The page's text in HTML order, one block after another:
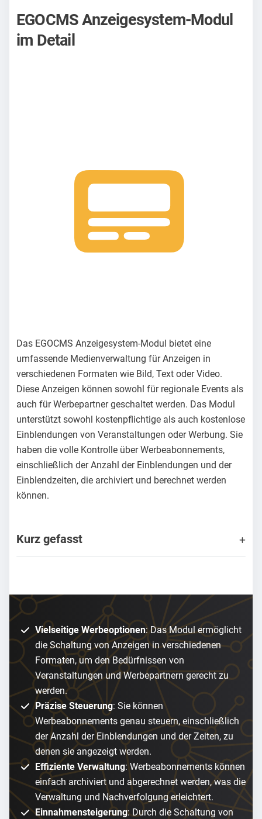
EGOCMS Anzeigesystem-Modul
im Detail
Das EGOCMS Anzeigesystem-Modul bietet eine
umfassende Medienverwaltung für Anzeigen in
verschiedenen Formaten wie Bild, Text oder Video.
Diese Anzeigen können sowohl für regionale Events als
auch für Werbepartner geschaltet werden. Das Modul
unterstützt sowohl kostenpflichtige als auch kostenlose
Einblendungen von Veranstaltungen oder Werbung. Sie
haben die volle Kontrolle über Werbeabonnements,
einschließlich der Anzahl der Einblendungen und der
Einblendzeiten, die archiviert und berechnet werden
können.
Kurz gefasst
Vielseitige Werbeoptionen: Das Modul ermöglicht
die Schaltung von Anzeigen in verschiedenen
Formaten, um den Bedürfnissen von
Veranstaltungen und Werbepartnern gerecht zu
werden.
Präzise Steuerung: Sie können
Werbeabonnements genau steuern, einschließlich
der Anzahl der Einblendungen und der Zeiten, zu
denen sie angezeigt werden.
Effiziente Verwaltung: Werbeabonnements können
einfach archiviert und abgerechnet werden, was die
Verwaltung und Nachverfolgung erleichtert.
Einnahmensteigerung: Durch die Schaltung von